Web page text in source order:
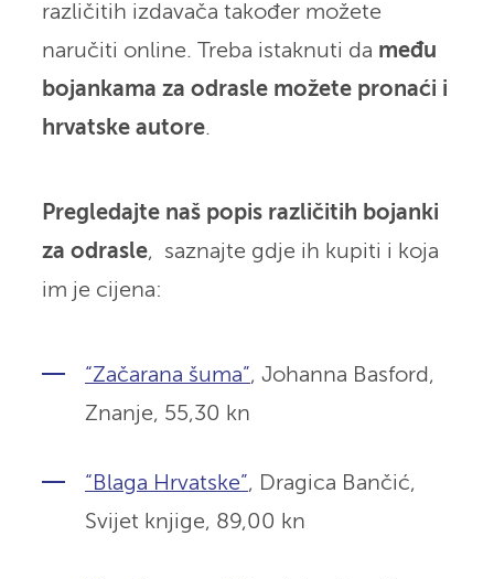
različitih izdavača također možete
naručiti online. Treba istaknuti da među
bojankama za odrasle možete pronaći i
hrvatske autore.
Pregledajte naš popis različitih bojanki
za odrasle, saznajte gdje ih kupiti i koja
im je cijena:
“Začarana šuma”, Johanna Basford,
Znanje, 55,30 kn
“Blaga Hrvatske”, Dragica Bančić,
Svijet knjige, 89,00 kn